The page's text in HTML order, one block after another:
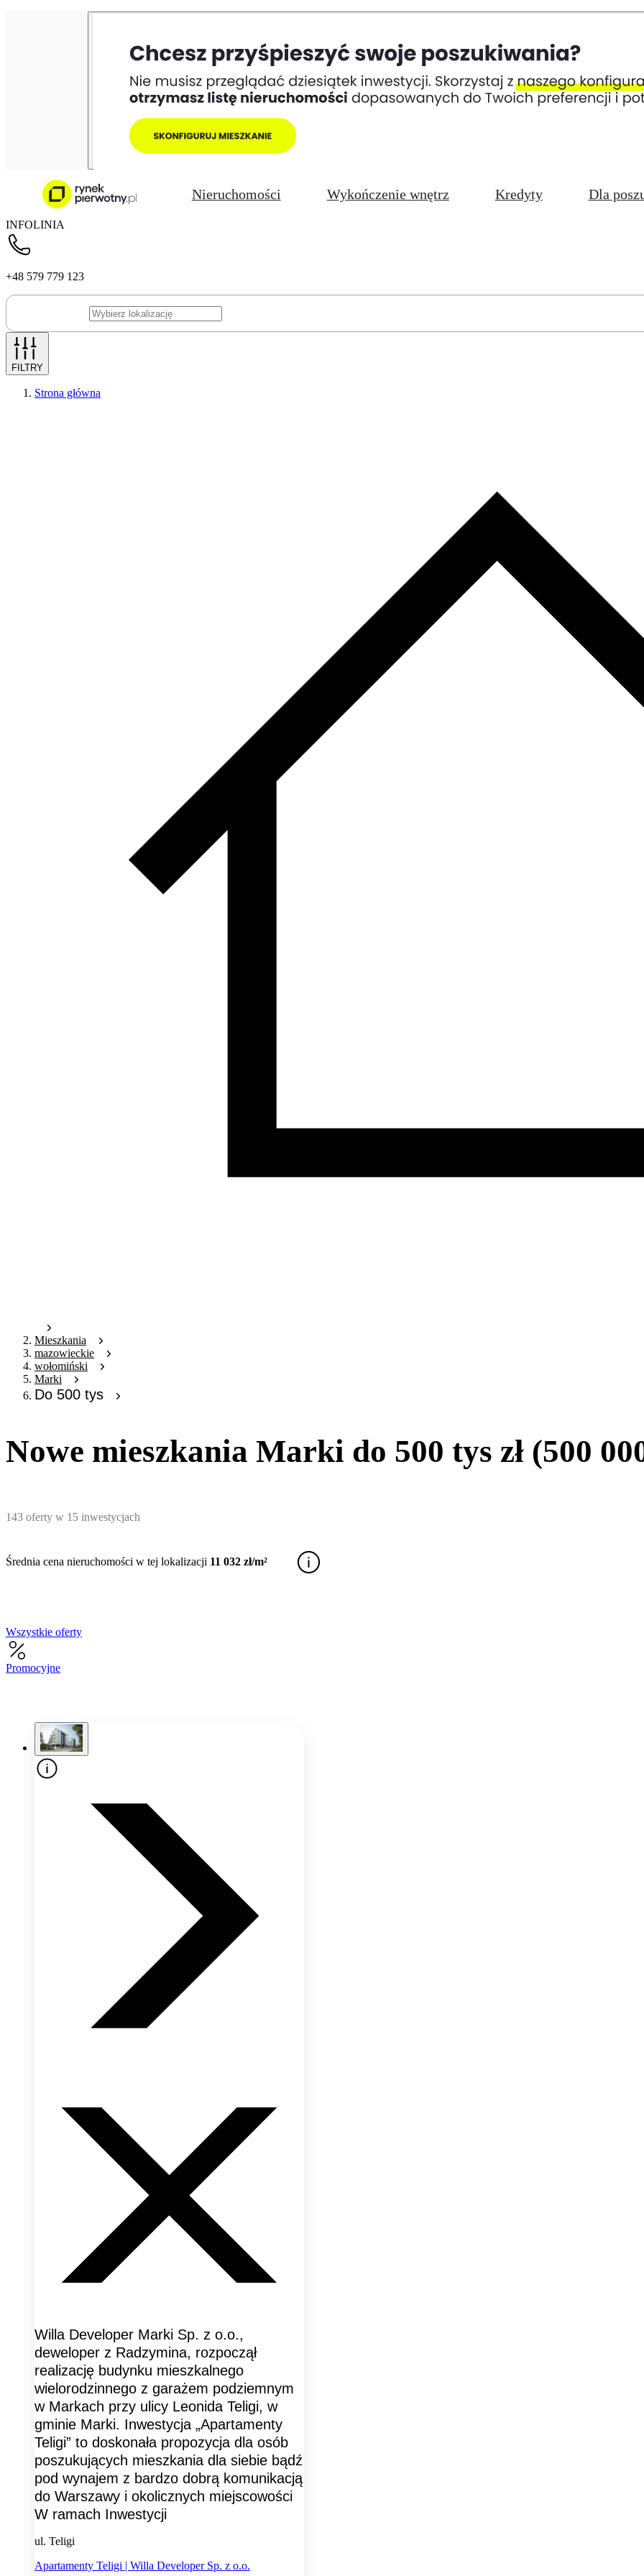
Nieruchomości Wykończenie wnętrz Kredyty Dla
INFOLINIA
+48 579 779 123
FILTRY
Strona główna
Mieszkania
mazowieckie
wołomiński
Marki
Do 500 tys
Nowe mieszkania Marki do 500 tys zł (500
143 oferty w 15 inwestycjach
Średnia cena nieruchomości w tej lokalizacji 11 032 zł/m²
Wszystkie oferty
Promocyjne
Willa Developer Marki Sp. z o.o.,
deweloper z Radzymina, rozpoczął
realizację budynku mieszkalnego
wielorodzinnego z garażem podziemnym
w Markach przy ulicy Leonida Teligi, w
gminie Marki. Inwestycja „Apartamenty
Teligi” to doskonała propozycja dla osób
poszukujących mieszkania dla siebie bądź
pod wynajem z bardzo dobrą komunikacją
do Warszawy i okolicznych miejscowości
W ramach Inwestycji
ul. Teligi
Apartamenty Teligi | Willa Developer Sp. z o.o.